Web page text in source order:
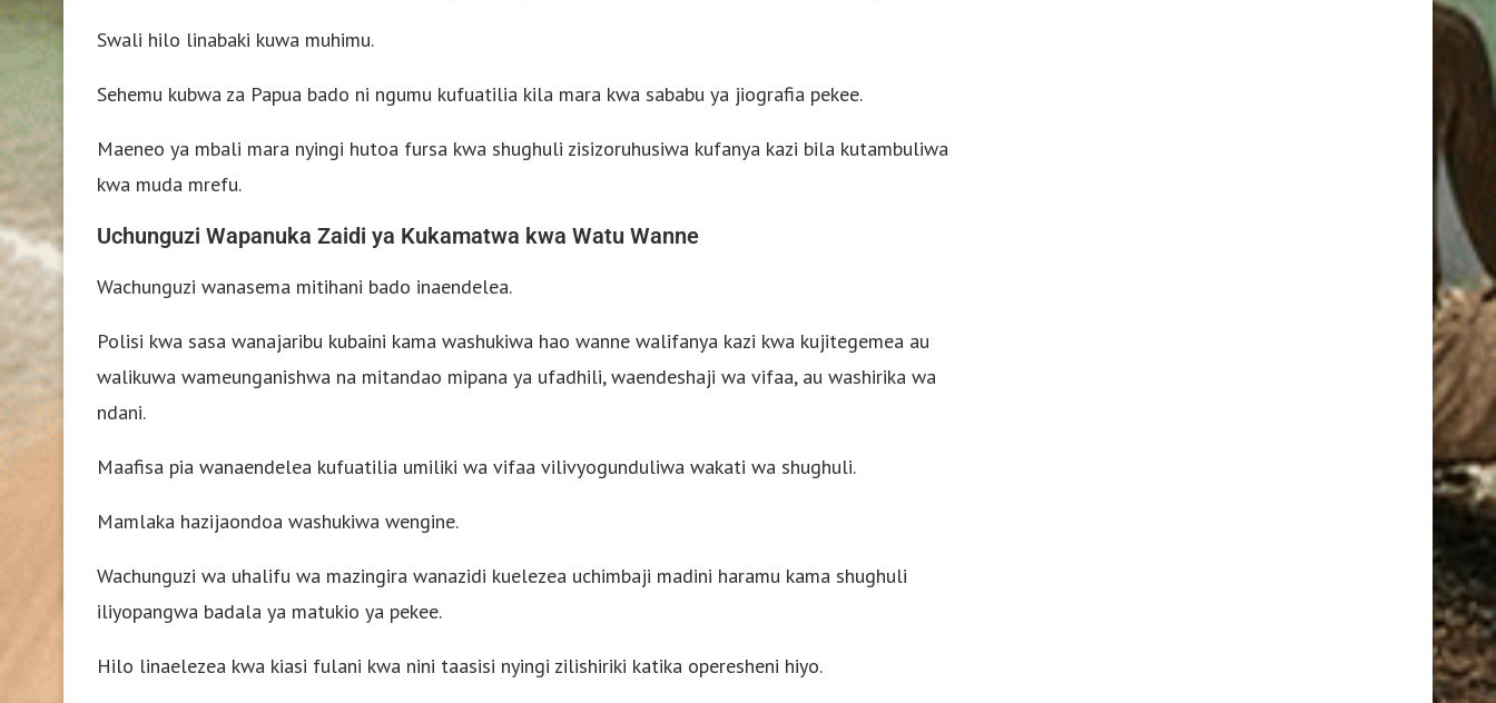
Swali hilo linabaki kuwa muhimu.
Sehemu kubwa za Papua bado ni ngumu kufuatilia kila mara kwa sababu ya jiografia pekee.
Maeneo ya mbali mara nyingi hutoa fursa kwa shughuli zisizoruhusiwa kufanya kazi bila kutambuliwa
kwa muda mrefu.
Uchunguzi Wapanuka Zaidi ya Kukamatwa kwa Watu Wanne
Wachunguzi wanasema mitihani bado inaendelea.
Polisi kwa sasa wanajaribu kubaini kama washukiwa hao wanne walifanya kazi kwa kujitegemea au
walikuwa wameunganishwa na mitandao mipana ya ufadhili, waendeshaji wa vifaa, au washirika wa
ndani.
Maafisa pia wanaendelea kufuatilia umiliki wa vifaa vilivyogunduliwa wakati wa shughuli.
Mamlaka hazijaondoa washukiwa wengine.
Wachunguzi wa uhalifu wa mazingira wanazidi kuelezea uchimbaji madini haramu kama shughuli
iliyopangwa badala ya matukio ya pekee.
Hilo linaelezea kwa kiasi fulani kwa nini taasisi nyingi zilishiriki katika operesheni hiyo.